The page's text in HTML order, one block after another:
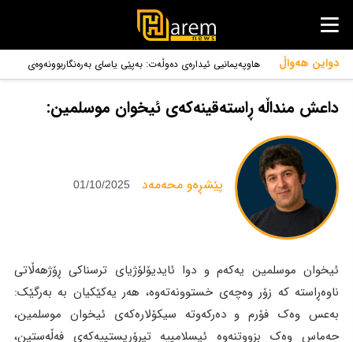
دواین هەواڵ
هاوپەیمانیی ئیدارەی دەوڵەت: بەپێی یاسای بەرەنگاربوونەوەی
تیرۆر ڕووب|
داعش منداڵە ڕاستەقینەکەی ئیخوان موسلمین:
‌پێشڕەو محەمەد 01/10/2025
ئیخوان موسلمین یەکەم و دوا ئایدیۆلۆژیای ترسناکی ڕۆژهەڵاتی
ناوەڕاستە کە زۆر وەچەی خستوونەتەوە، هەر یەکێکیان بە بەرگێک:
بەعس وەک فۆرم و دەرکەوتە سیکۆلارەکەی ئیخوان موسلمین،
حەماس وەک بزووتنەوە ئیسلامییە تیرۆریستییەکەی فەڵەستین،